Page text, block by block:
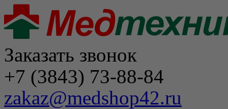
Заказать звонок
+7 (3843) 73-88-84
zakaz@medshop42.ru